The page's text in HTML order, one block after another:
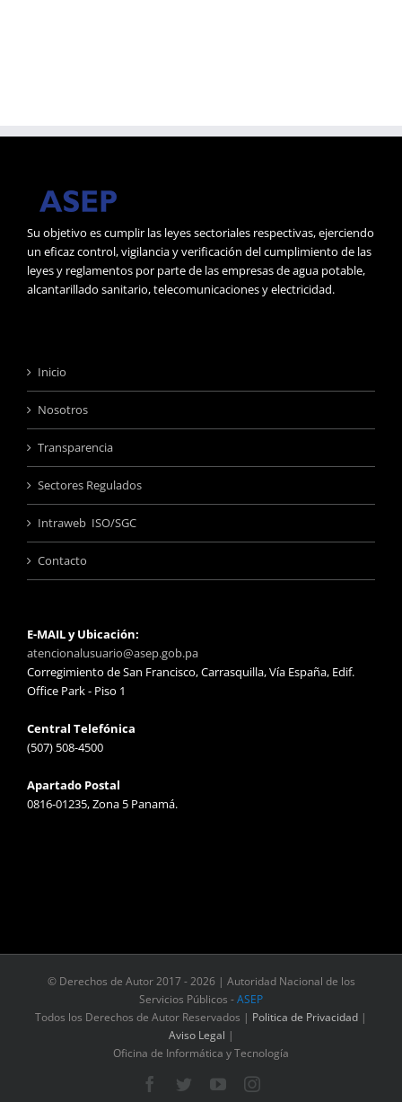
Su objetivo es cumplir las leyes sectoriales respectivas, ejerciendo
un eficaz control, vigilancia y verificación del cumplimiento de las
leyes y reglamentos por parte de las empresas de agua potable,
alcantarillado sanitario, telecomunicaciones y electricidad.
Inicio
Nosotros
Transparencia
Sectores Regulados
Intraweb ISO/SGC
Contacto
E-MAIL y Ubicación:
atencionalusuario@asep.gob.pa
Corregimiento de San Francisco, Carrasquilla, Vía España, Edif.
Office Park - Piso 1
Central Telefónica
(507) 508-4500
Apartado Postal
0816-01235, Zona 5 Panamá.
© Derechos de Autor 2017 -2026 | Autoridad Nacional de los
Servicios Públicos -ASEP
Todos los Derechos de Autor Reservados | Politica de Privacidad |
Aviso Legal |
Oficina de Informática y Tecnología
Facebook
TwitterYouTubeInstagram